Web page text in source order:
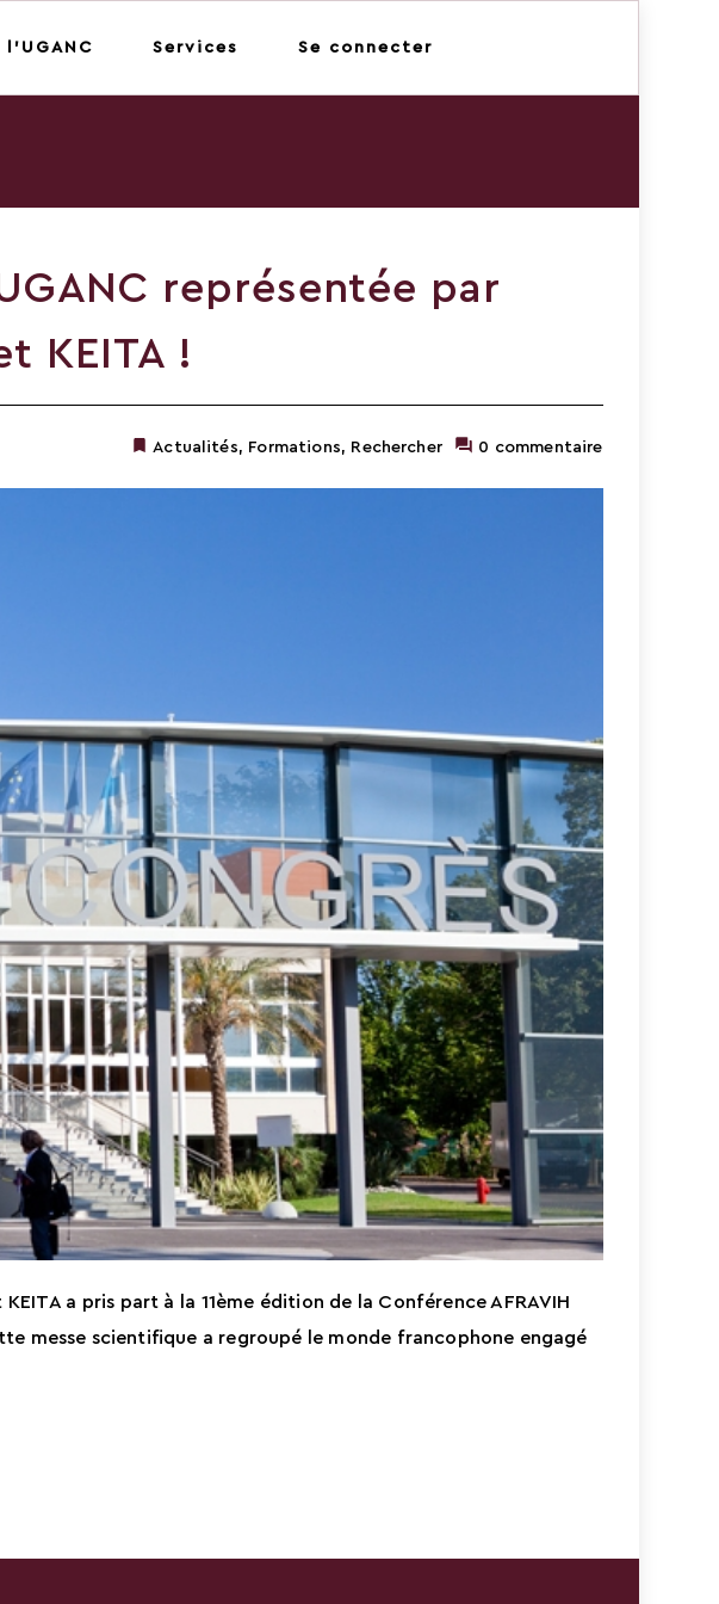
Services Se connecter
représentée par
KEITA !
Actualités, Formations, Rechercher 0 commentaire
a pris part à la 11ème édition de la Conférence AFRAVIH
messe scientifique a regroupé le monde francophone engagé